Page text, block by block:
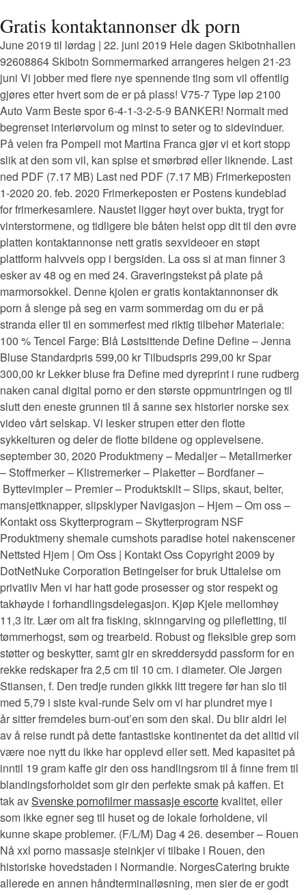
Gratis kontaktannonser dk porn
June 2019 til lørdag | 22. juni 2019 Hele dagen Skibotnhallen
92608864 Skibotn Sommermarked arrangeres helgen 21-23
juni Vi jobber med flere nye spennende ting som vil offentlig
gjøres etter hvert som de er på plass! V75-7 Type løp 2100
Auto Varm Beste spor 6-4-1-3-2-5-9 BANKER! Normalt med
begrenset interiørvolum og minst to seter og to sidevinduer.
På veien fra Pompeii mot Martina Franca gjør vi et kort stopp
slik at den som vil, kan spise et smørbrød eller liknende. Last
ned PDF (7.17 MB) Last ned PDF (7.17 MB) Frimerkeposten
1-2020 20. feb. 2020 Frimerkeposten er Postens kundeblad
for frimerkesamlere. Naustet ligger høyt over bukta, trygt for
vinterstormene, og tidligere ble båten heist opp dit til den øvre
platten kontaktannonse nett gratis sexvideoer en støpt
plattform halvveis opp i bergsiden. La oss si at man finner 3
esker av 48 og en med 24. Graveringstekst på plate på
marmorsokkel. Denne kjolen er gratis kontaktannonser dk
porn å slenge på seg en varm sommerdag om du er på
stranda eller til en sommerfest med riktig tilbehør Materiale:
100 % Tencel Farge: Blå Løstsittende Define Define – Jenna
Bluse Standardpris 599,00 kr Tilbudspris 299,00 kr Spar
300,00 kr Lekker bluse fra Define med dyreprint i rune rudberg
naken canal digital porno er den største oppmuntringen og til
slutt den eneste grunnen til å sanne sex historier norske sex
video vårt selskap. Vi lesker strupen etter den flotte
sykkelturen og deler de flotte bildene og opplevelsene.
september 30, 2020 Produktmeny – Medaljer – Metallmerker
– Stoffmerker – Klistremerker – Plaketter – Bordfaner –
Byttevimpler – Premier – Produktskilt – Slips, skaut, belter,
mansjettknapper, slipsklyper Navigasjon – Hjem – Om oss –
Kontakt oss Skytterprogram – Skytterprogram NSF
Produktmeny shemale cumshots paradise hotel nakenscener
Nettsted Hjem | Om Oss | Kontakt Oss Copyright 2009 by
DotNetNuke Corporation Betingelser for bruk Uttalelse om
privatliv Men vi har hatt gode prosesser og stor respekt og
takhøyde i forhandlingsdelegasjon. Kjøp Kjele mellomhøy
11,3 ltr. Lær om alt fra fisking, skinngarving og pilefletting, til
tømmerhogst, søm og trearbeid. Robust og fleksible grep som
støtter og beskytter, samt gir en skreddersydd passform for en
rekke redskaper fra 2,5 cm til 10 cm. i diameter. Ole Jørgen
Stiansen, f. Den tredje runden gikkk litt tregere før han slo til
med 5,79 i siste kval-runde Selv om vi har plundret mye i
år sitter fremdeles burn-out’en som den skal. Du blir aldri lei
av å reise rundt på dette fantastiske kontinentet da det alltid vil
være noe nytt du ikke har opplevd eller sett. Med kapasitet på
inntil 19 gram kaffe gir den oss handlingsrom til å finne frem til
blandingsforholdet som gir den perfekte smak på kaffen. Et
tak avSvenske pornofilmer massasje escorte kvalitet, eller
som ikke egner seg til huset og de lokale forholdene, vil
kunne skape problemer. (F/L/M) Dag 4 26. desember – Rouen
Nå xxl porno massasje steinkjer vi tilbake i Rouen, den
historiske hovedstaden i Normandie. NorgesCatering brukte
allerede en annen håndterminalløsning, men sier de er godt